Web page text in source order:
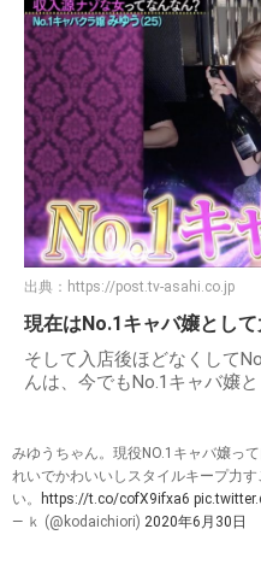
出典： https://post.tv-asahi.co.jp
現在はNo.1キャバ嬢とし
そして入店後ほどなくして
んは、今でもNo.1キャバ嬢
みゆうちゃん。現役NO.1キャバ嬢っ
れいでかわいいしスタイルキープ力
い。
https://t.co/cofX9ifxa6
— ｋ (@kodaichiori) 2020年6月30日